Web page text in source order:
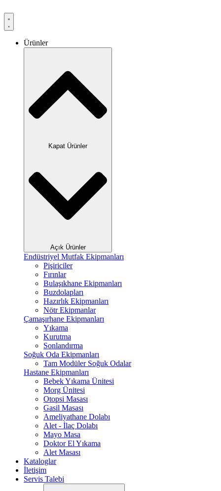
Ürünler
Kapat Ürünler
Açık Ürünler
Endüstriyel Mutfak Ekipmanları
Pişiriciler
Fırınlar
Bulaşıkhane Ekipmanları
Buzdolapları
Hazırlık Ekipmanları
Nötr Ekipmanlar
Çamaşırhane Ekipmanları
Yıkama
Kurutma
Sonlandırma
Soğuk Oda Ekipmanları
Tam Modüler Soğuk Odalar
Hastane Ekipmanları
Bebek Yıkama Ünitesi
Morg Ünitesi
Otopsi Masası
Gasil Masası
Ameliyathane Dolabı
Alet - İlaç Dolabı
Mayo Masa
Doktor El Yıkama
Alet Masası
Kataloglar
İletişim
Servis Talebi